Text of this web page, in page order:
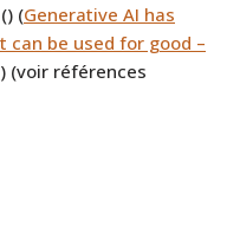
) (Generative AI has
can be used for good –
) (voir références